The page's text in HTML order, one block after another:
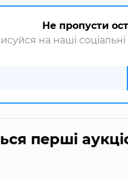
Не пропусти
на наші
перші